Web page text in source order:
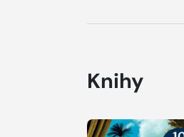
Knihy